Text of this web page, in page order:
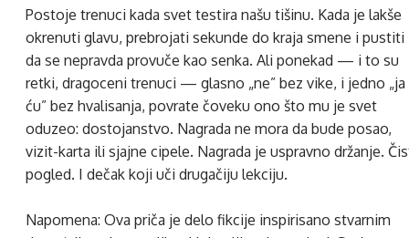
Postoje trenuci kada svet testira našu tišinu. Kada je lakše
okrenuti glavu, prebrojati sekunde do kraja smene i pustiti
da se nepravda provuče kao senka. Ali ponekad — i to su
retki, dragoceni trenuci — glasno „ne” bez vike, i jedno „ja
ću” bez hvalisanja, povrate čoveku ono što mu je svet
oduzeo: dostojanstvo. Nagrada ne mora da bude posao,
vizit-karta ili sjajne cipele. Nagrada je uspravno držanje.
pogled. I dečak koji uči drugačiju lekciju.
Napomena: Ova priča je delo fikcije inspirisano stvarnim